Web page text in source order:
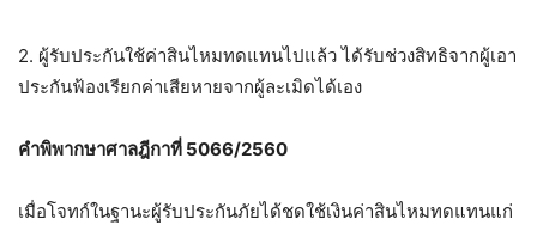
2. ผู้รับประกันใช้ค่าสินไหมทดแทนไปแล้ว ได้รับช่วงสิทธิจากผู้เอา
ประกันฟ้องเรียกค่าเสียหายจากผู้ละเมิดได้เอง
คำพิพากษาศาลฎีกาที่ 5066/2560
เมื่อโจทก์ในฐานะผู้รับประกันภัยได้ชดใช้เงินค่าสินไหมทดแทนแก่